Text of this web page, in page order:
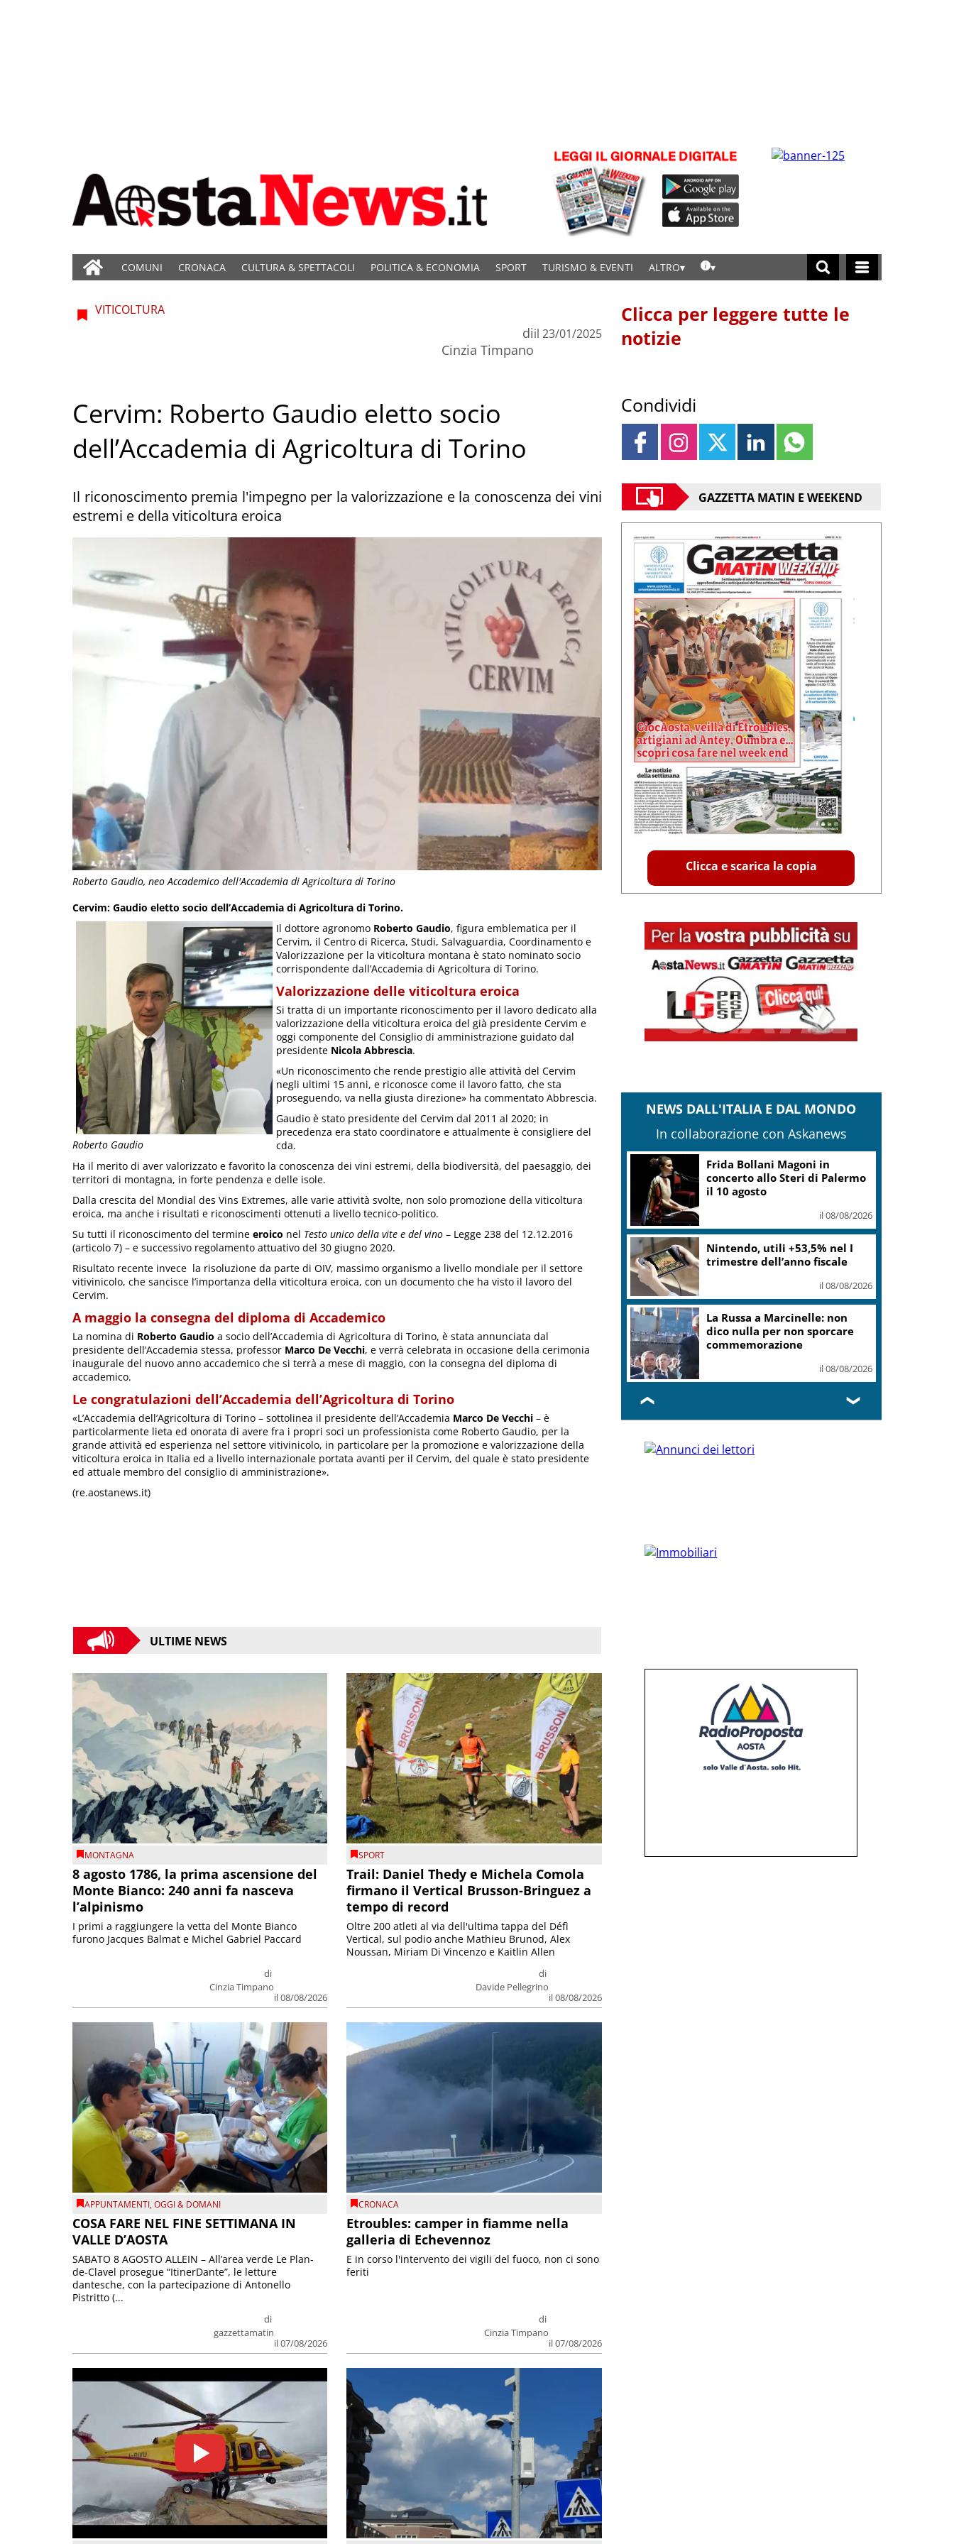
COMUNI CRONACA CULTURA & SPETTACOLI POLITICA & ECONOMIA SPORT TURISMO & EVENTI ALTRO
Roberto Gaudio, neo Accademico dell'Accademia di Agricoltura di Torino
VITICOLTURA
di
Cinzia Timpano
il 23/01/2025
Cervim: Roberto Gaudio eletto socio
dell’Accademia di Agricoltura di Torino
Il riconoscimento premia l'impegno per la valorizzazione e la conoscenza dei vini
estremi e della viticoltura eroica
Cervim: Gaudio eletto socio dell’Accademia di Agricoltura di Torino.
Roberto Gaudio
Il dottore agronomo Roberto Gaudio, figura emblematica per il
Cervim, il Centro di Ricerca, Studi, Salvaguardia, Coordinamento e
Valorizzazione per la viticoltura montana è stato nominato socio
corrispondente dall’Accademia di Agricoltura di Torino.
Valorizzazione delle viticoltura eroica
Si tratta di un importante riconoscimento per il lavoro dedicato alla
valorizzazione della viticoltura eroica del già presidente Cervim e
oggi componente del Consiglio di amministrazione guidato dal
presidente Nicola Abbrescia.
«Un riconoscimento che rende prestigio alle attività del Cervim
negli ultimi 15 anni, e riconosce come il lavoro fatto, che sta
proseguendo, va nella giusta direzione» ha commentato Abbrescia.
Gaudio è stato presidente del Cervim dal 2011 al 2020; in
precedenza era stato coordinatore e attualmente è consigliere del
cda.
Ha il merito di aver valorizzato e favorito la conoscenza dei vini estremi, della biodiversità, del paesaggio, dei
territori di montagna, in forte pendenza e delle isole.
Dalla crescita del Mondial des Vins Extremes, alle varie attività svolte, non solo promozione della viticoltura
eroica, ma anche i risultati e riconoscimenti ottenuti a livello tecnico-politico.
Su tutti il riconoscimento del termine eroico nel Testo unico della vite e del vino – Legge 238 del 12.12.2016
(articolo 7) – e successivo regolamento attuativo del 30 giugno 2020.
Risultato recente invece la risoluzione da parte di OIV, massimo organismo a livello mondiale per il settore
vitivinicolo, che sancisce l’importanza della viticoltura eroica, con un documento che ha visto il lavoro del
Cervim.
A maggio la consegna del diploma di Accademico
La nomina di Roberto Gaudio a socio dell’Accademia di Agricoltura di Torino, è stata annunciata dal
presidente dell’Accademia stessa, professor Marco De Vecchi, e verrà celebrata in occasione della cerimonia
inaugurale del nuovo anno accademico che si terrà a mese di maggio, con la consegna del diploma di
accademico.
Le congratulazioni dell’Accademia dell’Agricoltura di Torino
«L’Accademia dell’Agricoltura di Torino – sottolinea il presidente dell’Accademia Marco De Vecchi – è
particolarmente lieta ed onorata di avere fra i propri soci un professionista come Roberto Gaudio, per la
grande attività ed esperienza nel settore vitivinicolo, in particolare per la promozione e valorizzazione della
viticoltura eroica in Italia ed a livello internazionale portata avanti per il Cervim, del quale è stato presidente
ed attuale membro del consiglio di amministrazione».
(re.aostanews.it)
ULTIME NEWS
MONTAGNA
8 agosto 1786, la prima ascensione del
Monte Bianco: 240 anni fa nasceva
l’alpinismo
di
Cinzia Timpano
il 08/08/2026
I primi a raggiungere la vetta del Monte Bianco
furono Jacques Balmat e Michel Gabriel Paccard
SPORT
Trail: Daniel Thedy e Michela Comola
firmano il Vertical Brusson-Bringuez a
tempo di record
di
Davide Pellegrino
il 08/08/2026
Oltre 200 atleti al via dell'ultima tappa del Défì
Vertical, sul podio anche Mathieu Brunod, Alex
Noussan, Miriam Di Vincenzo e Kaitlin Allen
APPUNTAMENTI,OGGI & DOMANI
COSA FARE NEL FINE SETTIMANA IN
VALLE D’AOSTA
di
gazzettamatin
il 07/08/2026
SABATO 8 AGOSTO ALLEIN – All’area verde Le Plan-
de-Clavel prosegue “ItinerDante”, le letture
dantesche, con la partecipazione di Antonello
Pistritto (...
CRONACA
Etroubles: camper in fiamme nella
galleria di Echevennoz
di
Cinzia Timpano
il 07/08/2026
E in corso l'intervento dei vigili del fuoco, non ci sono
feriti
Clicca per leggere tutte le
notizie
Condividi
GAZZETTA MATIN E WEEKEND
Clicca e scarica la copia
NEWS DALL'ITALIA E DAL MONDO
In collaborazione con Askanews
Frida Bollani Magoni in
concerto allo Steri di Palermo
il 10 agosto
il 08/08/2026
Nintendo, utili +53,5% nel I
trimestre dell’anno fiscale
il 08/08/2026
La Russa a Marcinelle: non
dico nulla per non sporcare
commemorazione
il 08/08/2026
❮ ❯